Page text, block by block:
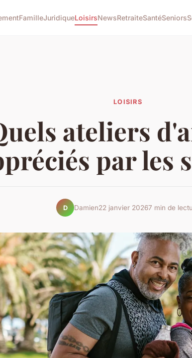
FamilleJuridiqueLoisirsNewsRetraiteSantéSeniors
LOISIRS
ateliers
par les
D Damien22 janvier 20267 min de